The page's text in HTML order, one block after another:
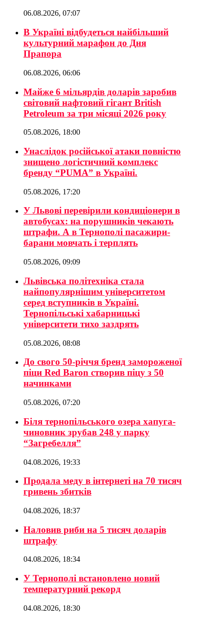
06.08.2026, 07:07
В Україні відбудеться найбільший
культурний марафон до Дня
Прапора
06.08.2026, 06:06
Майже 6 мільярдів доларів заробив
світовий нафтовий гігант British
Petroleum за три місяці 2026 року
05.08.2026, 18:00
Унаслідок російської атаки повністю
знищено логістичний комплекс
бренду “PUMA” в Україні.
05.08.2026, 17:20
У Львові перевірили кондиціонери в
автобусах: на порушників чекають
штрафи. А в Тернополі пасажири-
барани мовчать і терплять
05.08.2026, 09:09
Львівська політехніка стала
найпопулярнішим університетом
серед вступників в Україні.
Тернопільські хабарницькі
університети тихо заздрять
05.08.2026, 08:08
До свого 50-річчя бренд замороженої
піци Red Baron створив піцу з 50
начинками
05.08.2026, 07:20
Біля тернопільського озера хапуга-
чиновник зрубав 248 у парку
“Загребелля”
04.08.2026, 19:33
Продала меду в інтернеті на 70 тисяч
гривень збитків
04.08.2026, 18:37
Наловив риби на 5 тисяч доларів
штрафу
04.08.2026, 18:34
У Тернополі встановлено новий
температурний рекорд
04.08.2026, 18:30